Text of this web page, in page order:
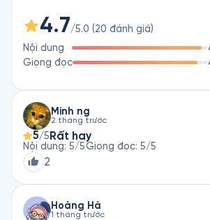
Xuyên suốt tác phẩm, Chuyên gia Trần Sĩ
rằng Gen Z đang sống trong một thời kỳ
nhưng cũng đầy bất định, nơi khả năng
giữ được bản sắc cá nhân trở nên quan
theo những khuôn mẫu thành công sẵn
tải thông điệp rằng người trẻ cần xây
hiểu biết xã hội và tinh thần trách nhiệm
thời học cách đối thoại với khác biệt thay
đồng thuận. Với lối viết giàu tính quan sát
khai mở, tác phẩm hướng đến việc giúp
trí của mình trong thế giới hiện đại và chủ
đường phát triển lâu dài cho bản thân.
4.7/5.0 (20 đánh giá)
Nội dung
Giọng đọc
Minh ng
2 tháng trước
5/5 Rất hay
Nội dung: 5/5Giọng đọc: 5/5
2
Hoàng Hà
1 tháng trước